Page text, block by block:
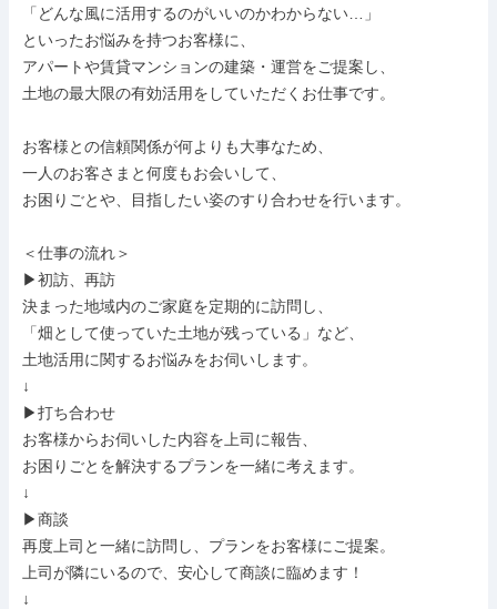
「どんな風に活用するのがいいのかわからない…」
といったお悩みを持つお客様に、
アパートや賃貸マンションの建築・運営をご提案し、
土地の最大限の有効活用をしていただくお仕事です。
お客様との信頼関係が何よりも大事なため、
一人のお客さまと何度もお会いして、
お困りごとや、目指したい姿のすり合わせを行います。
＜仕事の流れ＞
▶初訪、再訪
決まった地域内のご家庭を定期的に訪問し、
「畑として使っていた土地が残っている」など、
土地活用に関するお悩みをお伺いします。
↓
▶打ち合わせ
お客様からお伺いした内容を上司に報告、
お困りごとを解決するプランを一緒に考えます。
↓
▶商談
再度上司と一緒に訪問し、プランをお客様にご提案。
上司が隣にいるので、安心して商談に臨めます！
↓